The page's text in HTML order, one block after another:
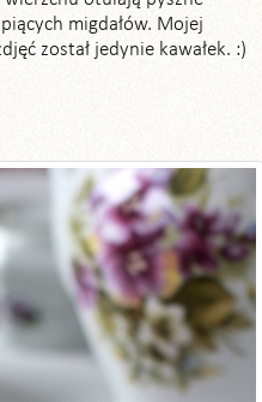
migdałów. Mojej
został jedynie kawałek. :)